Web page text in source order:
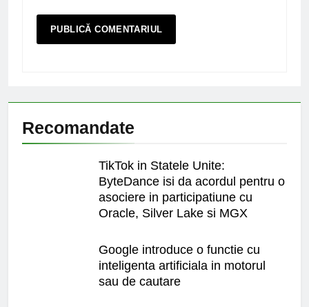
Recomandate
TikTok in Statele Unite:
ByteDance isi da acordul pentru o
asociere in participatiune cu
Oracle, Silver Lake si MGX
Google introduce o functie cu
inteligenta artificiala in motorul
sau de cautare